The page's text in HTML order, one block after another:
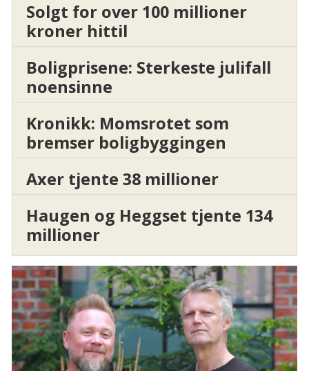
Solgt for over 100 millioner
kroner hittil
Boligprisene: Sterkeste julifall
noensinne
Kronikk: Momsrotet som
bremser boligbyggingen
Axer tjente 38 millioner
Haugen og Heggset tjente 134
millioner